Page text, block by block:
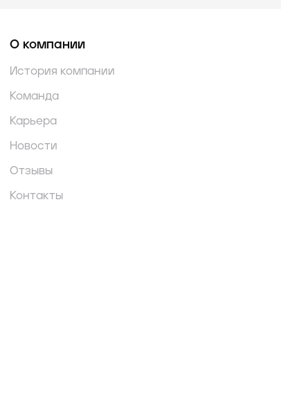
О компании
История компании
Команда
Карьера
Новости
Отзывы
Контакты